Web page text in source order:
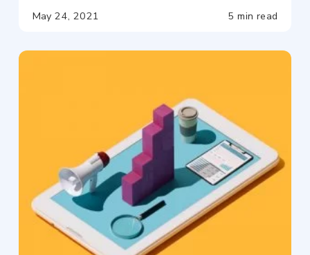
May 24, 2021 5 min read